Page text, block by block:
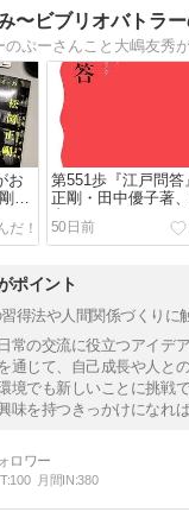
お
第551歩『江戸問答
正剛・田中優子著
50日前
ポイント
得法や人間関係づくりに
常の交流に役立つアイデ
通じて、自己成長や人と
境でも新しいことに挑戦
味を持つきっかけになれば
100 月間IN:380